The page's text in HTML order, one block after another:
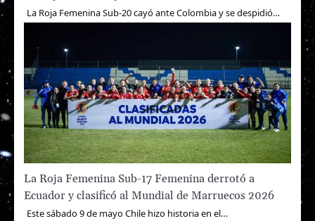
La Roja Femenina Sub-20 cayó ante Colombia y se despidió…
La Roja Femenina Sub-17 Femenina derrotó a
Ecuador y clasificó al Mundial de Marruecos 2026
Este sábado 9 de mayo Chile hizo historia en el…